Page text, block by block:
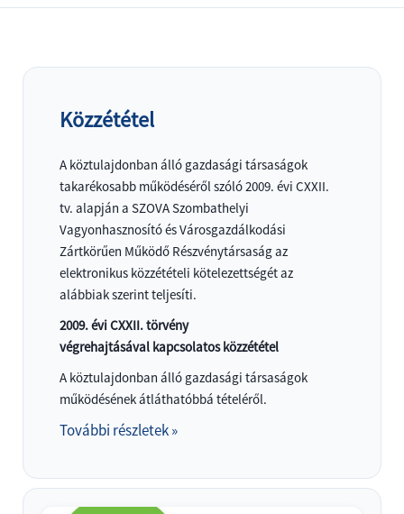
Közzététel
A köztulajdonban álló gazdasági társaságok
takarékosabb működéséről szóló 2009. évi CXXII.
tv. alapján a SZOVA Szombathelyi
Vagyonhasznosító és Városgazdálkodási
Zártkörűen Működő Részvénytársaság az
elektronikus közzétételi kötelezettségét az
alábbiak szerint teljesíti.
2009. évi CXXII. törvény
végrehajtásával kapcsolatos közzététel
A köztulajdonban álló gazdasági társaságok
működésének átláthatóbbá tételéről.
További részletek »